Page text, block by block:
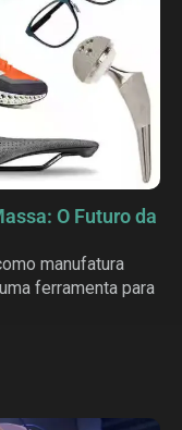
O Futuro da
manufatura
ferramenta para